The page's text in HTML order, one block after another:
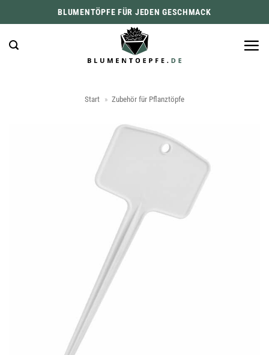
Inhalt
springen
BLUMENTÖPFE FÜR JEDEN GESCHMACK
Start » Zubehör für Pflanztöpfe